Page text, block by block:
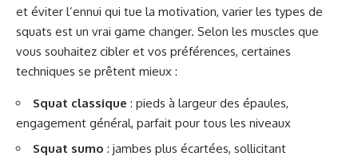
et éviter l’ennui qui tue la motivation, varier les types de
squats est un vrai game changer. Selon les muscles que
vous souhaitez cibler et vos préférences, certaines
techniques se prêtent mieux :
Squat classique : pieds à largeur des épaules,
engagement général, parfait pour tous les niveaux
Squat sumo : jambes plus écartées, sollicitant